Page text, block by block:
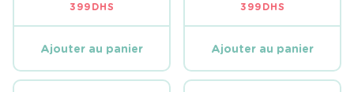
399 DHS
Ajouter au panier
399 DHS
Ajouter au panier